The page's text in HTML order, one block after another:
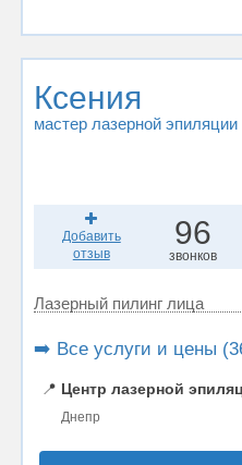
Ксения
мастер лазерной эпиляции
Добавить
отзыв
96
звонков
Лазерный пилинг лица
➡️ Все услуги и цены
📍 Центр лазерной
Днепр